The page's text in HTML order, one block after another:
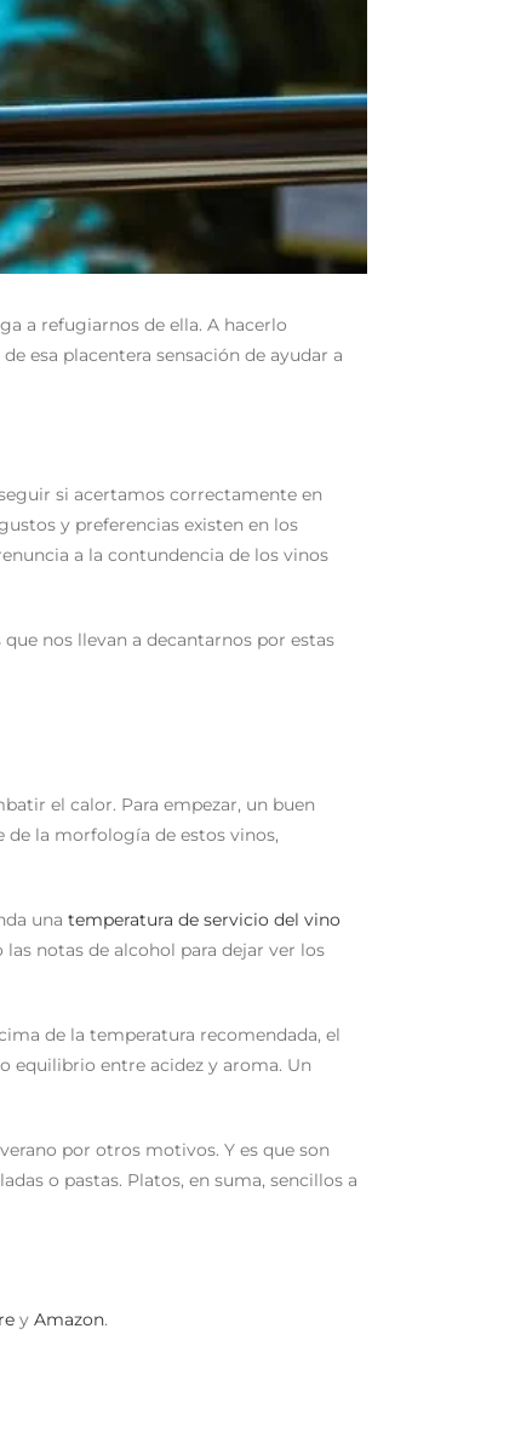
a refugiarnos de ella. A hacerlo
esa placentera sensación de ayudar a
si acertamos correctamente en
y preferencias existen en los
a la contundencia de los vinos
nos llevan a decantarnos por estas
el calor. Para empezar, un buen
de la morfología de estos vinos,
una temperatura de servicio del vino
notas de alcohol para dejar ver los
de la temperatura recomendada, el
equilibrio entre acidez y aroma. Un
por otros motivos. Y es que son
o pastas. Platos, en suma, sencillos a
y Amazon.